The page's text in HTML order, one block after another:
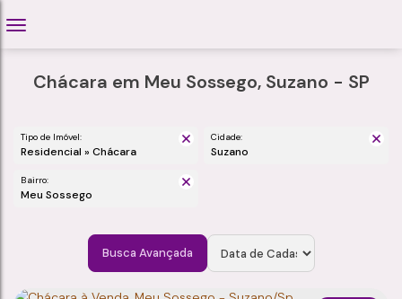
Chácara em Meu Sossego, Suzano - SP
Tipo de Imóvel:
Residencial » Chácara
Cidade:
Suzano
Bairro:
Meu Sossego
Busca Avançada